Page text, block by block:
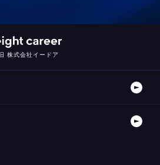
旧 株式会社イードア